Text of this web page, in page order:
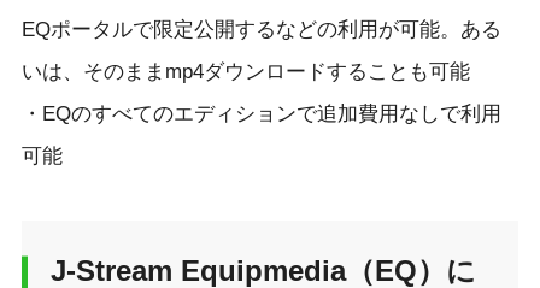
EQポータルで限定公開するなどの利用が可能。ある
いは、そのままmp4ダウンロードすることも可能
・EQのすべてのエディションで追加費用なしで利用
可能
J-Stream Equipmedia（EQ）に